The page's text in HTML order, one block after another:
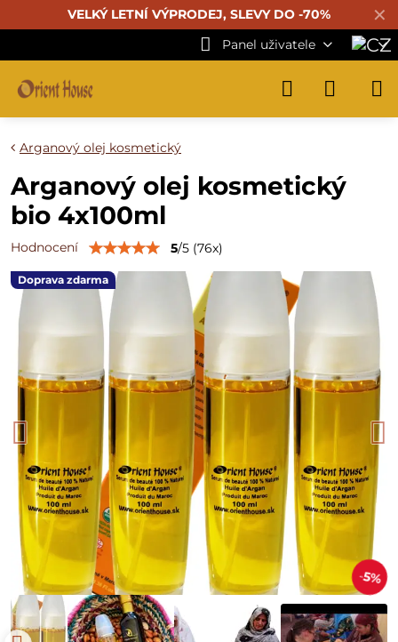
✕
VELKÝ LETNÍ VÝPRODEJ, SLEVY DO -70%
Panel uživatele
Doprava zdarma
5%
Arganový olej kosmetický
Arganový olej kosmetický
bio 4x100ml
Hodnocení 5/5 (76x)